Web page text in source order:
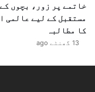
خاتمے پر زور، بچوں کے
مستقبل کے لیے عالمی
کا مطالبہ
13 گھنٹے ago